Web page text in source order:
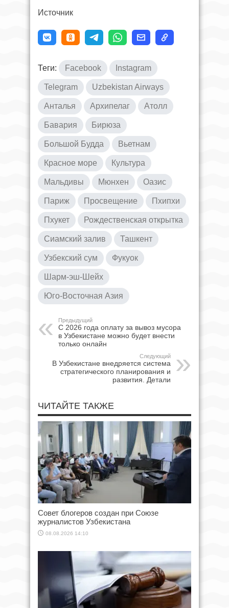
Источник
Теги: Facebook Instagram
Telegram Uzbekistan Airways
Анталья Архипелаг Атолл
Бавария Бирюза
Большой Будда Вьетнам
Красное море Культура
Мальдивы Мюнхен Оазис
Париж Просвещение Пхипхи
Пхукет Рождественская открытка
Сиамский залив Ташкент
Узбекский сум Фукуок
Шарм-эш-Шейх
Юго-Восточная Азия
Предыдущий
С 2026 года оплату за вывоз мусора
в Узбекистане можно будет внести
только онлайн
Следующий
В Узбекистане внедряется система
стратегического планирования и
развития. Детали
ЧИТАЙТЕ ТАКЖЕ
Совет блогеров создан при Союзе
журналистов Узбекистана
08.08.2026 14:10